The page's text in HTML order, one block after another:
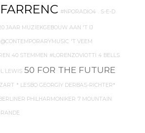
#NPORADIO4 . S-E-D
JAAR MUZIEKGEBOUW AAN 'T IJ
@CONTEMPORARYMUSIC 'T VEEM
40 STEMMEN #LORENZOVIOTTI 4 BELLS
LEWIS 50 FOR THE FUTURE
* LESBO GEORGIY DERBAS-RICHTER*
PHILHARMONIKER 7 MOUNTAIN